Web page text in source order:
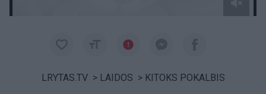
LRYTAS.TV > LAIDOS > KITOKS POKALBIS